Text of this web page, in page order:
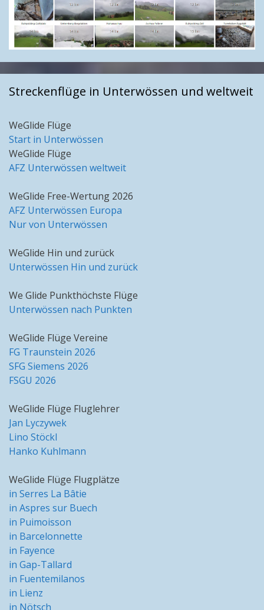
Streckenflüge in Unterwössen und weltweit
WeGlide Flüge
Start in Unterwössen
WeGlide Flüge
AFZ Unterwössen weltweit
WeGlide Free-Wertung 2026
AFZ Unterwössen Europa
Nur von Unterwössen
WeGlide Hin und zurück
Unterwössen Hin und zurück
We Glide Punkthöchste Flüge
Unterwössen nach Punkten
WeGlide Flüge Vereine
FG Traunstein 2026
SFG Siemens 2026
FSGU 2026
WeGlide Flüge Fluglehrer
Jan Lyczywek
Lino Stöckl
Hanko Kuhlmann
WeGlide Flüge Flugplätze
in Serres La Bâtie
in Aspres sur Buech
in Puimoisson
in Barcelonnette
in Fayence
in Gap-Tallard
in Fuentemilanos
in Lienz
in Nötsch